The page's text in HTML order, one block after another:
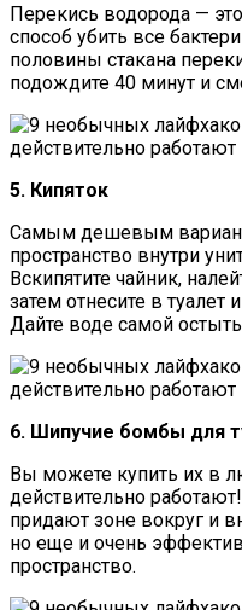
Перекись водорода —
способ убить все
половины стакана
подождите 40 минут и
5. Кипяток
Самым дешевым
пространство внутри
Вскипятите чайник,
затем отнесите в туалет
Дайте воде самой
6. Шипучие бомбы для
Вы можете купить их в
действительно
придают зоне вокруг и
но еще и очень
пространство.